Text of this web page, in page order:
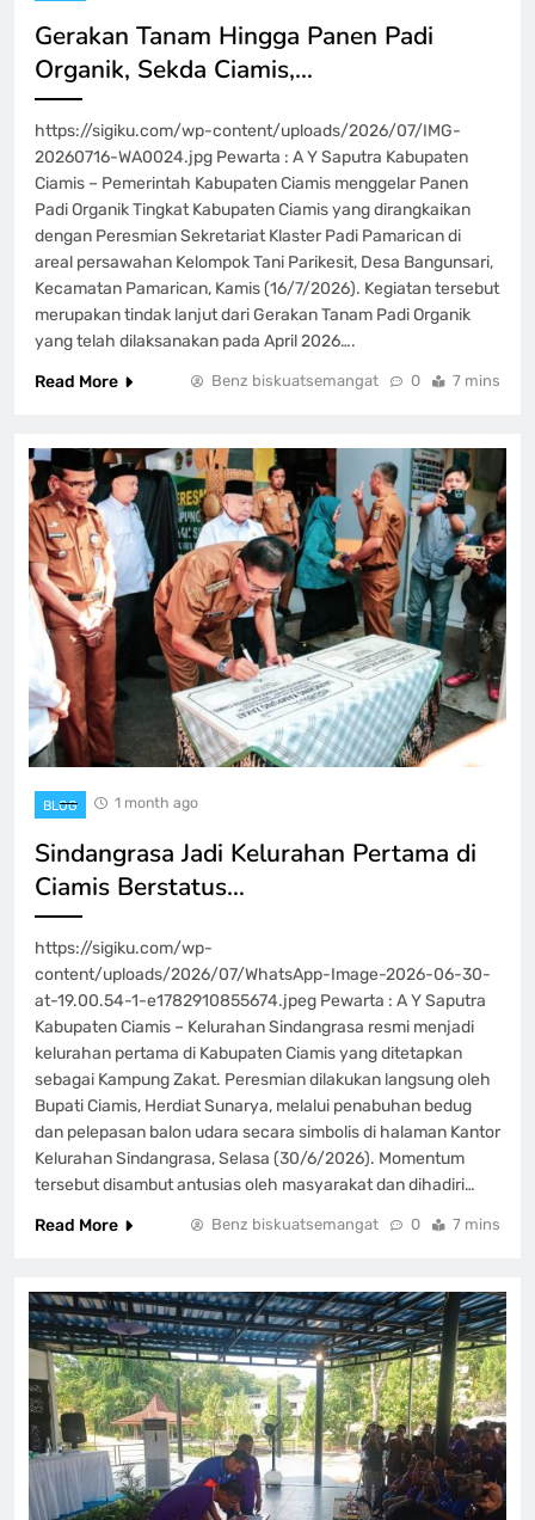
Gerakan Tanam Hingga Panen Padi
Organik, Sekda Ciamis,…
https://sigiku.com/wp-content/uploads/2026/07/IMG-
20260716-WA0024.jpg Pewarta : A Y Saputra Kabupaten
Ciamis – Pemerintah Kabupaten Ciamis menggelar Panen
Padi Organik Tingkat Kabupaten Ciamis yang dirangkaikan
dengan Peresmian Sekretariat Klaster Padi Pamarican di
areal persawahan Kelompok Tani Parikesit, Desa Bangunsari,
Kecamatan Pamarican, Kamis (16/7/2026). Kegiatan tersebut
merupakan tindak lanjut dari Gerakan Tanam Padi Organik
yang telah dilaksanakan pada April 2026….
Read More
Benz biskuatsemangat 0 7 mins
BLOG 1 month ago
Sindangrasa Jadi Kelurahan Pertama di
Ciamis Berstatus…
https://sigiku.com/wp-
content/uploads/2026/07/WhatsApp-Image-2026-06-30-
at-19.00.54-1-e1782910855674.jpeg Pewarta : A Y Saputra
Kabupaten Ciamis – Kelurahan Sindangrasa resmi menjadi
kelurahan pertama di Kabupaten Ciamis yang ditetapkan
sebagai Kampung Zakat. Peresmian dilakukan langsung oleh
Bupati Ciamis, Herdiat Sunarya, melalui penabuhan bedug
dan pelepasan balon udara secara simbolis di halaman Kantor
Kelurahan Sindangrasa, Selasa (30/6/2026). Momentum
tersebut disambut antusias oleh masyarakat dan dihadiri…
Read More
Benz biskuatsemangat 0 7 mins